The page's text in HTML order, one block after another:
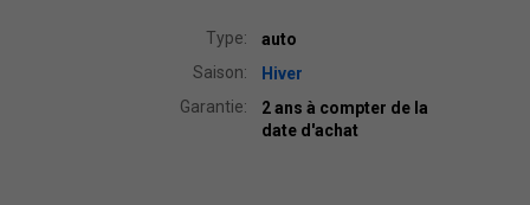
Type:
auto
Saison:
Hiver
Garantie:
2 ans à compter de la
date d'achat